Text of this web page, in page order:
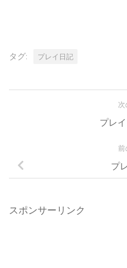
タグ: プレイ日記
プレ
前
プ
スポンサーリンク